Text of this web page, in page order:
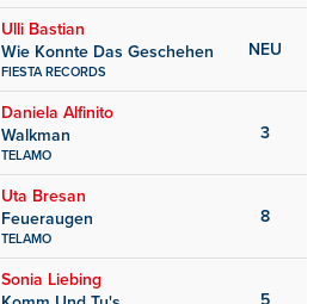
Ulli Bastian
Wie Konnte Das Geschehen
FIESTA RECORDS
NEU
Daniela Alfinito
Walkman
TELAMO
3
Uta Bresan
Feueraugen
TELAMO
8
Sonia Liebing
5